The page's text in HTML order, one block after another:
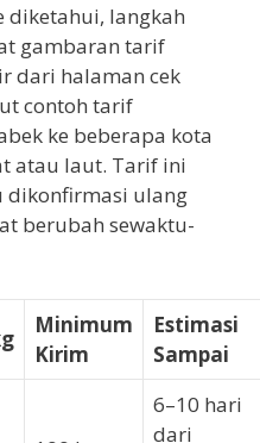
diketahui, langkah
gambaran tarif
dari halaman cek
contoh tarif
ke beberapa kota
atau laut. Tarif ini
dikonfirmasi ulang
berubah sewaktu-
Minimum
Kirim
Estimasi
Sampai
6–10 hari
dari